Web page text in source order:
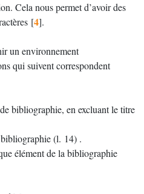
Cela nous permet d’avoir des
[4].
un environnement
qui suivent correspondent
bibliographie, en excluant le titre
(l. 14) .
élément de la bibliographie